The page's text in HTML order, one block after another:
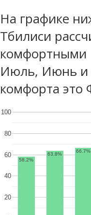
На графике
Тбилиси
комфортными
Июль, Июнь и
комфорта это
20
40
60
80
100
58.2%
63.8%
66.7%